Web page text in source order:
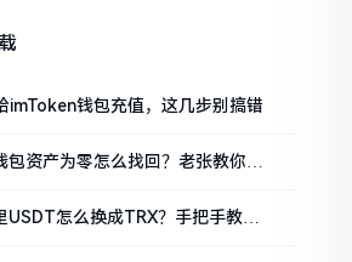
imToken钱包充值，这几步别搞错
资产为零怎么找回？老张教你几
怎么换成TRX？手把手教你